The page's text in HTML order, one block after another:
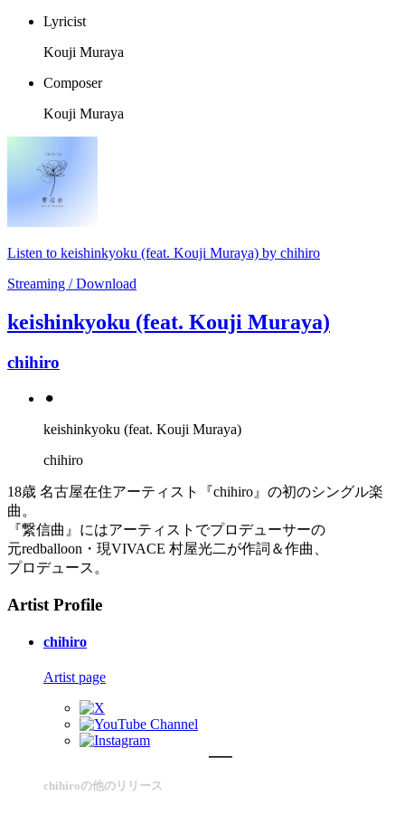
Lyricist
Kouji Muraya
Composer
Kouji Muraya
Listen to keishinkyoku (feat. Kouji Muraya) by chihiro
Streaming / Download
keishinkyoku (feat. Kouji Muraya)
chihiro
⚫︎
keishinkyoku (feat. Kouji Muraya)
chihiro
18歳 名古屋在住アーティスト『chihiro』の初のシングル楽
曲。
『繋信曲』にはアーティストでプロデューサーの
元redballoon・現VIVACE 村屋光二が作詞＆作曲、
プロデュース。
Artist Profile
chihiro
Artist page
chihiroの他のリリース